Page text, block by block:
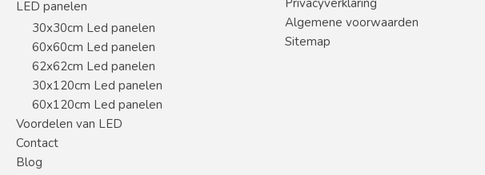
LED panelen
30x30cm Led panelen
60x60cm Led panelen
62x62cm Led panelen
30x120cm Led panelen
60x120cm Led panelen
Voordelen van LED
Contact
Blog
Algemene voorwaarden
Sitemap